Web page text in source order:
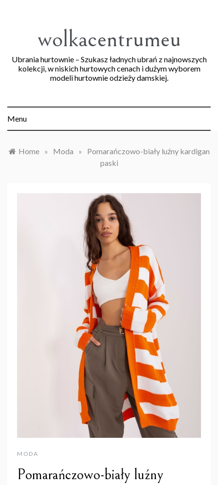
wolkacentrumeu
Ubrania hurtownie – Szukasz ładnych ubrań z najnowszych
kolekcji, w niskich hurtowych cenach i dużym wyborem
modeli hurtownie odzieży damskiej.
Menu
Home » Moda »
Pomarańczowo-biały luźny kardigan
paski
MODA
Pomarańczowo-biały luźny